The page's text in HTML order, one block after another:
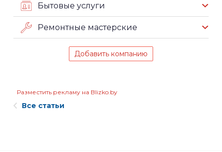
Бытовые услуги
Ремонтные мастерские
Добавить компанию
Разместить рекламу на Blizko.by
Все статьи